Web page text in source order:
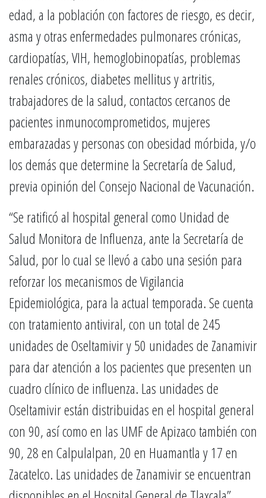
edad, a la población con factores de riesgo, es decir,
asma y otras enfermedades pulmonares crónicas,
cardiopatías, VIH, hemoglobinopatías, problemas
renales crónicos, diabetes mellitus y artritis,
trabajadores de la salud, contactos cercanos de
pacientes inmunocomprometidos, mujeres
embarazadas y personas con obesidad mórbida, y/o
los demás que determine la Secretaría de Salud,
previa opinión del Consejo Nacional de Vacunación.
“Se ratificó al hospital general como Unidad de
Salud Monitora de Influenza, ante la Secretaría de
Salud, por lo cual se llevó a cabo una sesión para
reforzar los mecanismos de Vigilancia
Epidemiológica, para la actual temporada. Se cuenta
con tratamiento antiviral, con un total de 245
unidades de Oseltamivir y 50 unidades de Zanamivir
para dar atención a los pacientes que presenten un
cuadro clínico de influenza. Las unidades de
Oseltamivir están distribuidas en el hospital general
con 90, así como en las UMF de Apizaco también con
90, 28 en Calpulalpan, 20 en Huamantla y 17 en
Zacatelco. Las unidades de Zanamivir se encuentran